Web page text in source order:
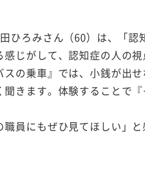
ひろみさん（60）は、「認
じがして、認知症の人の
の乗車』では、小銭が出
きます。体験することで
員にもぜひ見てほしい」と